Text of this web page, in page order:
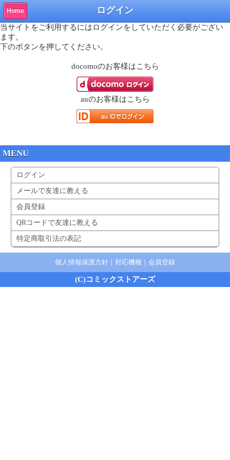
Home ログイン
当サイトをご利用するにはログインをしていただく必要がござい
ます。
下のボタンを押してください。
docomoのお客様はこちら
auのお客様はこちら
MENU
ログイン
メールで友達に教える
会員登録
QRコードで友達に教える
特定商取引法の表記
個人情報保護方針 対応機種 会員登録
(C)コミックストアーズ